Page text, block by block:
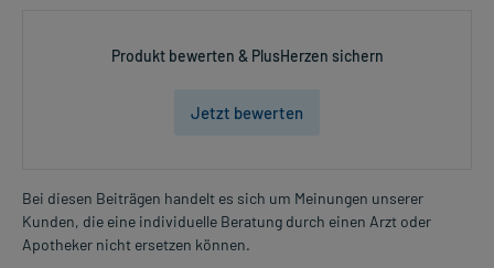
Produkt bewerten & PlusHerzen sichern
Jetzt bewerten
Bei diesen Beiträgen handelt es sich um Meinungen unserer
Kunden, die eine individuelle Beratung durch einen Arzt oder
Apotheker nicht ersetzen können.